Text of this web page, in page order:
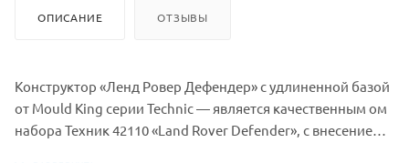
ОПИСАНИЕ ОТЗЫВЫ
Конструктор «Ленд Ровер Дефендер» с удлиненной базой
от Mould King серии Technic — является качественным ом
набора Техник 42110 «Land Rover Defender», с внесением